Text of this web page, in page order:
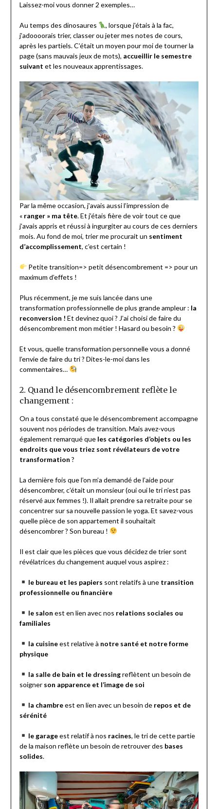
Laissez-moi vous donner 2 exemples…
Au temps des dinosaures
, lorsque j’étais à la fac,
j’adoooorais trier, classer ou jeter mes notes de cours,
après les partiels. C’était un moyen pour moi de tourner la
page (sans mauvais jeux de mots), accueillir le semestre
suivant et les nouveaux apprentissages.
Par la même occasion, j’avais aussi l’impression de
« ranger » ma tête. Et j’étais fière de voir tout ce que
j’avais appris et réussi à ingurgiter au cours de ces derniers
mois. Au fond de moi, trier me procurait un sentiment
d’accomplissement, c’est certain !
Petite transition=> petit désencombrement => pour un
maximum d’effets !
Plus récemment, je me suis lancée dans une
transformation professionnelle de plus grande ampleur : la
reconversion ! Et devinez quoi ? J’ai choisi de faire du
désencombrement mon métier ! Hasard ou besoin ?
Et vous, quelle transformation personnelle vous a donné
l’envie de faire du tri ? Dites-le-moi dans les
commentaires…
2. Quand le désencombrement reflète le
changement :
On a tous constaté que le désencombrement accompagne
souvent nos périodes de transition. Mais avez-vous
également remarqué que les catégories d’objets ou les
endroits que vous triez sont révélateurs de votre
transformation ?
La dernière fois que l’on m’a demandé de l’aide pour
désencombrer, c’était un monsieur (oui oui le tri n’est pas
réservé aux femmes !). Il allait prendre sa retraite pour se
concentrer sur sa nouvelle passion le yoga. Et savez-vous
quelle pièce de son appartement il souhaitait
désencombrer ? Son bureau !
Il est clair que les pièces que vous décidez de trier sont
révélatrices du changement auquel vous aspirez :
le bureau et les papiers sont relatifs à une transition
professionnelle ou financière
le salon est en lien avec nos relations sociales ou
familiales
la cuisineest relative à notre santé et notre forme
physique
la salle de bain et le dressingreflètent un besoin de
soigner son apparence et l’image de soi
la chambreest en lien avec un besoin de repos et de
sérénité
le garageest relatif à nos racines, le tri de cette partie
de la maison reflète un besoin de retrouver des bases
solides.